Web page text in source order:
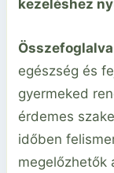
kezeléshez
egészség és
gyermeked
érdemes
időben
megelőzhetők